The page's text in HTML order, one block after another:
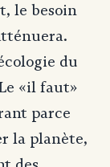
le besoin
du
«il faut»
parce
la planète,